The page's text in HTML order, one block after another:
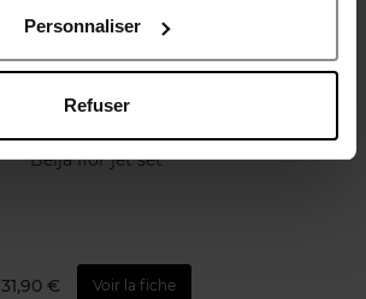
Personnaliser
Refuser
SOL DE JANEIRO
Beija flor jet set
31,90 € Voir la fiche